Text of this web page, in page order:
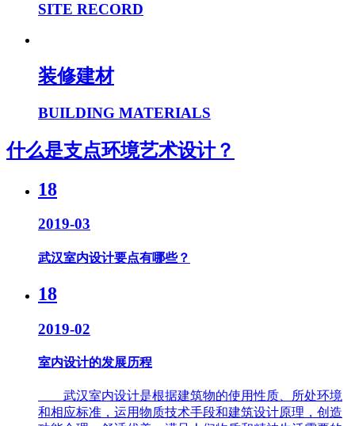
SITE RECORD
装修建材
BUILDING MATERIALS
什么是支点环境艺术设计？
18
2019-03
武汉室内设计要点有哪些？
18
2019-02
室内设计的发展历程
武汉室内设计是根据建筑物的使用性质、所处环境
和相应标准，运用物质技术手段和建筑设计原理，创造